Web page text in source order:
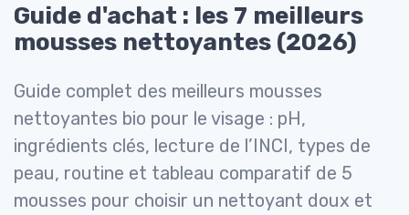
Guide d'achat : les 7 meilleurs
mousses nettoyantes (2026)
Guide complet des meilleurs mousses
nettoyantes bio pour le visage : pH,
ingrédients clés, lecture de l’INCI, types de
peau, routine et tableau comparatif de 5
mousses pour choisir un nettoyant doux et